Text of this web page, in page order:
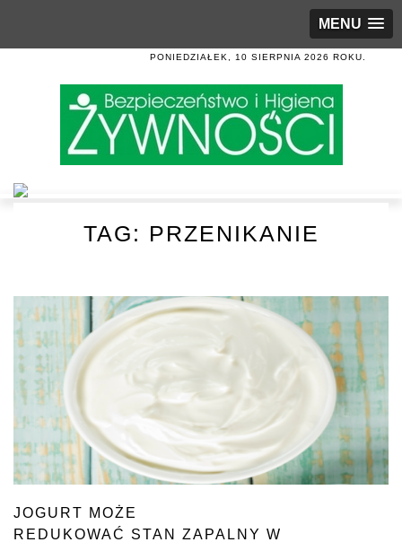
MENU
PONIEDZIAŁEK, 10 SIERPNIA 2026 ROKU.
TAG: PRZENIKANIE
JOGURT MOŻE
REDUKOWAĆ STAN ZAPALNY W